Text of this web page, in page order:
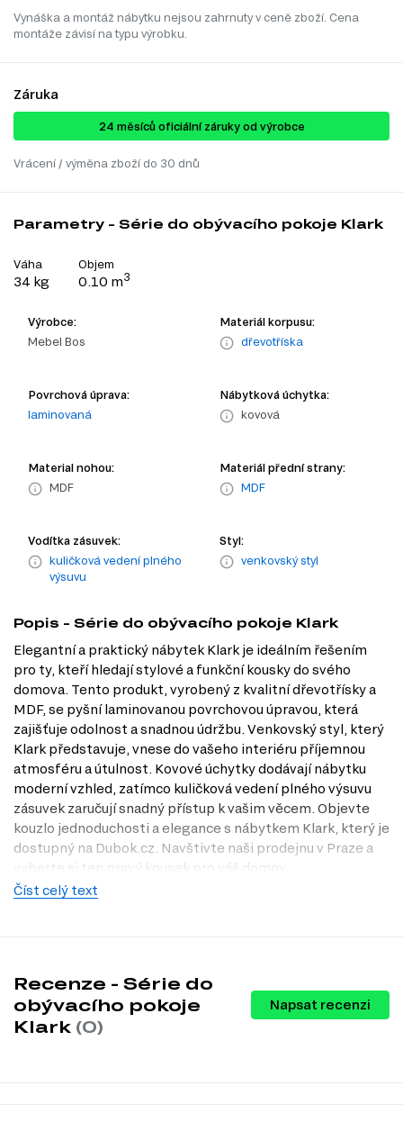
Vynáška a montáž nábytku nejsou zahrnuty v ceně zboží. Cena
montáže závisí na typu výrobku.
Záruka
24 ​​​​měsíců oficiální záruky od výrobce
Vrácení / výměna zboží do 30 dnů
Parametry - Série do obývacího pokoje Klark
Váha
34 kg
Objem
0.10 m3
Výrobce:
Mebel Bos
Materiál korpusu:
dřevotříska
Povrchová úprava:
laminovaná
Nábytková úchytka:
kovová
Material nohou:
MDF
Materiál přední strany:
MDF
Vodítka zásuvek:
kuličková vedení plného
výsuvu
Styl:
venkovský styl
Popis - Série do obývacího pokoje Klark
Elegantní a praktický nábytek Klark je ideálním řešením
pro ty, kteří hledají stylové a funkční kousky do svého
domova. Tento produkt, vyrobený z kvalitní dřevotřísky a
MDF, se pyšní laminovanou povrchovou úpravou, která
zajišťuje odolnost a snadnou údržbu. Venkovský styl, který
Klark představuje, vnese do vašeho interiéru příjemnou
atmosféru a útulnost. Kovové úchytky dodávají nábytku
moderní vzhled, zatímco kuličková vedení plného výsuvu
zásuvek zaručují snadný přístup k vašim věcem. Objevte
kouzlo jednoduchosti a elegance s nábytkem Klark, který je
dostupný na Dubok.cz. Navštivte naši prodejnu v Praze a
vyberte si ten pravý kousek pro váš domov.
Charakteristiky, vlastnosti a výhody
poškrábáním a usnadňuje údržbu, což šetří váš čas.
Kovové úchytky přidávají moderní dotek a
zajišťují pohodlné otevírání zásuvek.
Materiál nohou.
Číst celý text
Recenze - Série do
obývacího pokoje
Klark (0)
Napsat recenzi